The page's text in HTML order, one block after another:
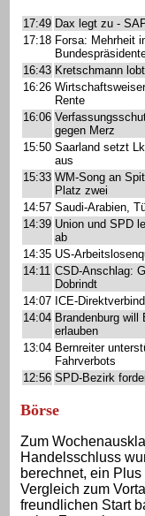
17:49 Dax legt zu -
17:18 Forsa: Mehrheit
16:43 Kretschmann
16:26
Rente
16:06
gegen Merz
15:50 Saarland setzt
aus
15:33 WM-Song an
Platz zwei
14:57 Saudi-Arabien,
14:39 Union und SPD
ab
14:35 US-
14:11 CSD-Anschlag:
Dobrindt
14:07 ICE-
14:04 Brandenburg will
erlauben
13:04 Bernreiter
Fahrverbots
12:56 SPD-Bezirk
Börse
Zum
Handelsschluss
berechnet, ein
Vergleich zum
freundlichen Start